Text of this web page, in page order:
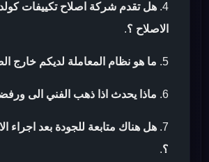
هل تقدم شركة اصلاح تكييفات
الاصلاح ؟.
ما هو نظام المعاملة لديكم خارج
ماذا يحدث اذا ذهب الفني الى
هل هناك متابعة للجودة بعد اجراء
؟.